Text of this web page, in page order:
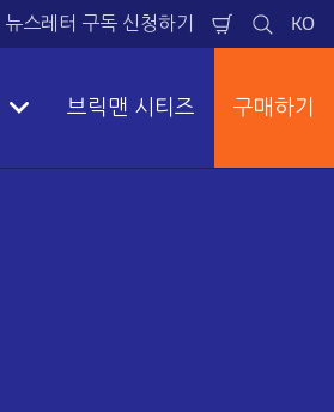
뉴스레터 구독 신청하기​
바
검
색
KO
언
어
브릭맨 시티즈 구매하기